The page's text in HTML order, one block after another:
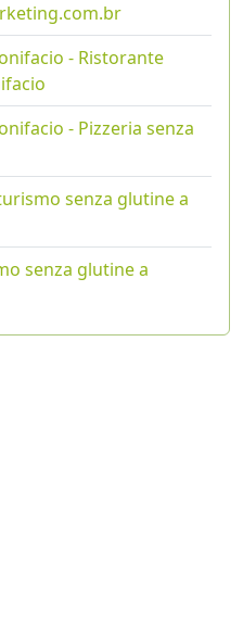
- Ristorante
- Pizzeria senza
senza glutine a
senza glutine a